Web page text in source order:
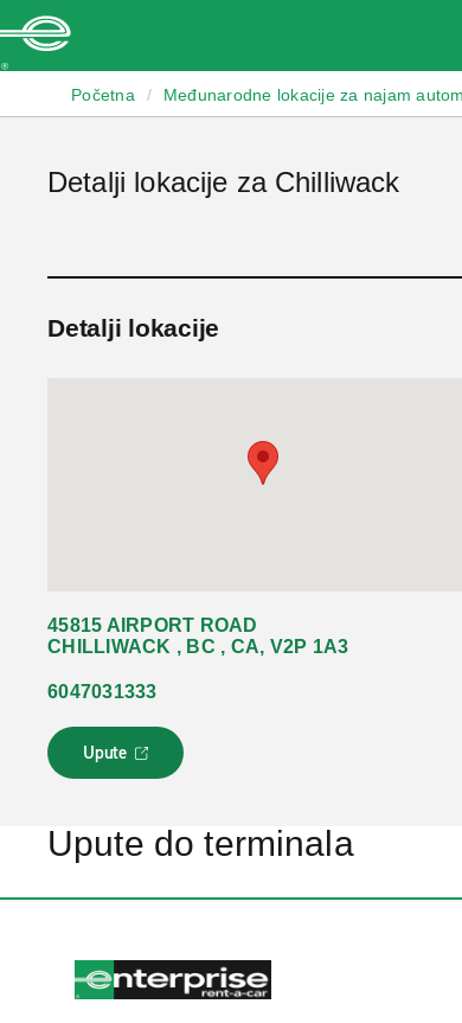
Početna / Međunarodne lokacije za najam
Detalji lokacije za Chilliwack
Detalji lokacije
45815 AIRPORT ROAD
CHILLIWACK , BC , CA, V2P 1A3
6047031333
Upute
L
i
s
o
a
r
Upute do terminala